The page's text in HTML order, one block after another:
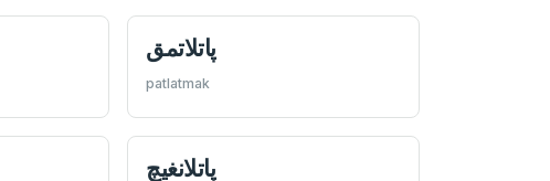
پاتلاتمق
patlatmak
پاتلانغیچ